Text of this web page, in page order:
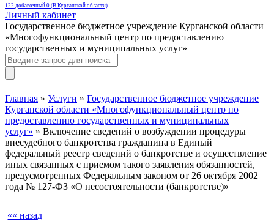
122 добавочный 0 (В Курганской области)
Личный кабинет
Государственное бюджетное учреждение Курганской области
«Многофункциональный центр по предоставлению
государственных и муниципальных услуг»
Главная » Услуги » Государственное бюджетное учреждение
Курганской области «Многофункциональный центр по
предоставлению государственных и муниципальных
услуг» » Включение сведений о возбуждении процедуры
внесудебного банкротства гражданина в Единый
федеральный реестр сведений о банкротстве и осуществление
иных связанных с приемом такого заявления обязанностей,
предусмотренных Федеральным законом от 26 октября 2002
года № 127-ФЗ «О несостоятельности (банкротстве)»
«« назад